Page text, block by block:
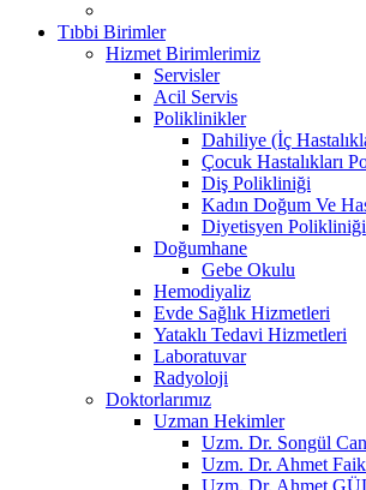
Tıbbi Birimler
Hizmet Birimlerimiz
Servisler
Acil Servis
Poliklinikler
Dahiliye (İç
Çocuk Hastalıkları
Diş Polikliniği
Kadın Doğum Ve
Diyetisyen Polikliniği
Doğumhane
Gebe Okulu
Hemodiyaliz
Evde Sağlık Hizmetleri
Yataklı Tedavi Hizmetleri
Laboratuvar
Radyoloji
Doktorlarımız
Uzman Hekimler
Uzm. Dr. Songül
Uzm. Dr. Ahmet
Uzm. Dr. Ahmet